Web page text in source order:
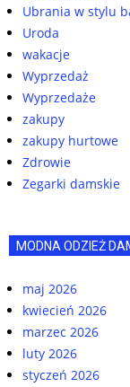
Ubrania w stylu
Uroda
wakacje
Wyprzedaż
Wyprzedaże
zakupy
zakupy hurtowe
Zdrowie
Zegarki damskie
MODNA ODZIEŻ
maj 2026
kwiecień 2026
marzec 2026
luty 2026
styczeń 2026